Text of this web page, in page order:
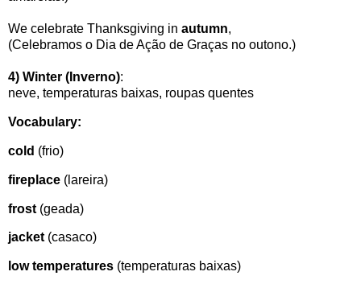
We celebrate Thanksgiving in autumn,
(Celebramos o Dia de Ação de Graças no outono.)
4) Winter (Inverno):
neve, temperaturas baixas, roupas quentes
Vocabulary:
cold (frio)
fireplace (lareira)
frost (geada)
jacket (casaco)
low temperatures (temperaturas baixas)